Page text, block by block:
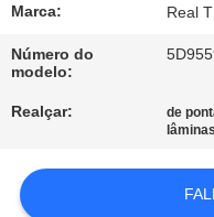
CONTACTE-
NOS
PEÇA
UMAS
CITAÇÕES
Marca: Real
Número do
modelo:
Realçar: de